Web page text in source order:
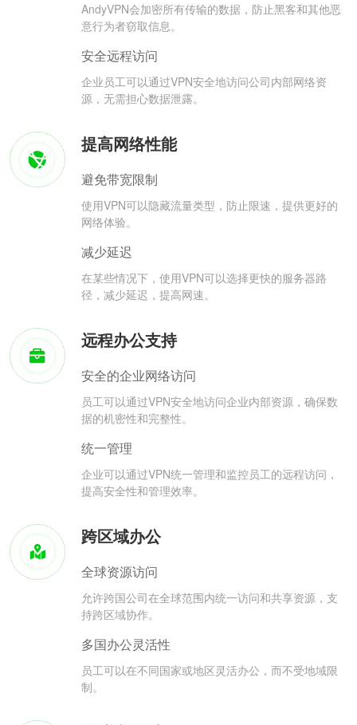
AndyVPN会加密所有传输的数据，防止黑客和其他恶
意行为者窃取信息。
安全远程访问
企业员工可以通过VPN安全地访问公司内部网络资
源，无需担心数据泄露。
提高网络性能
避免带宽限制
使用VPN可以隐藏流量类型，防止限速，提供更好的
网络体验。
减少延迟
在某些情况下，使用VPN可以选择更快的服务器路
径，减少延迟，提高网速。
远程办公支持
安全的企业网络访问
员工可以通过VPN安全地访问企业内部资源，确保数
据的机密性和完整性。
统一管理
企业可以通过VPN统一管理和监控员工的远程访问，
提高安全性和管理效率。
跨区域办公
全球资源访问
允许跨国公司在全球范围内统一访问和共享资源，支
持跨区域协作。
多国办公灵活性
员工可以在不同国家或地区灵活办公，而不受地域限
制。